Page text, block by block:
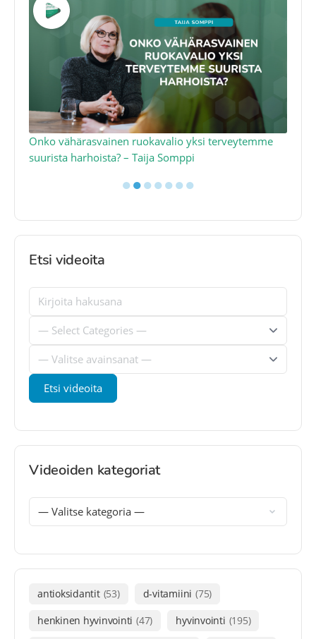
Onko vähärasvainen ruokavalio yksi terveytemme
suurista harhoista? – Taija Somppi
●●●●●●●
Etsi videoita
Videoiden kategoriat
antioksidantit (53) d-vitamiini (75)
henkinen hyvinvointi (47) hyvinvointi (195)